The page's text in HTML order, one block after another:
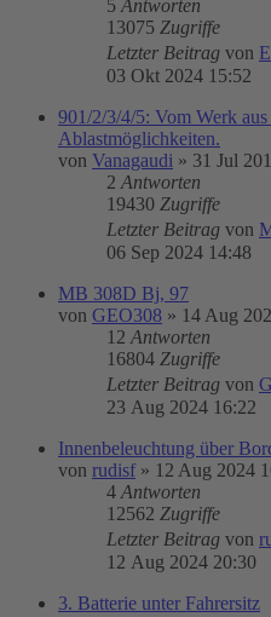
5 Antworten
13075 Zugriffe
Letzter Beitrag von
03 Okt 2024 15:52
901/2/3/4/5: Vom Werk
Ablastmöglichkeiten.
von Vanagaudi » 31 Jul
2 Antworten
19430 Zugriffe
Letzter Beitrag von
06 Sep 2024 14:48
MB 308D Bj, 97
von GEO308 » 14 Aug
12 Antworten
16804 Zugriffe
Letzter Beitrag von
23 Aug 2024 16:22
Innenbeleuchtung über
von rudisf » 12 Aug 2024
4 Antworten
12562 Zugriffe
Letzter Beitrag von
12 Aug 2024 20:30
3. Batterie unter Fahrersitz